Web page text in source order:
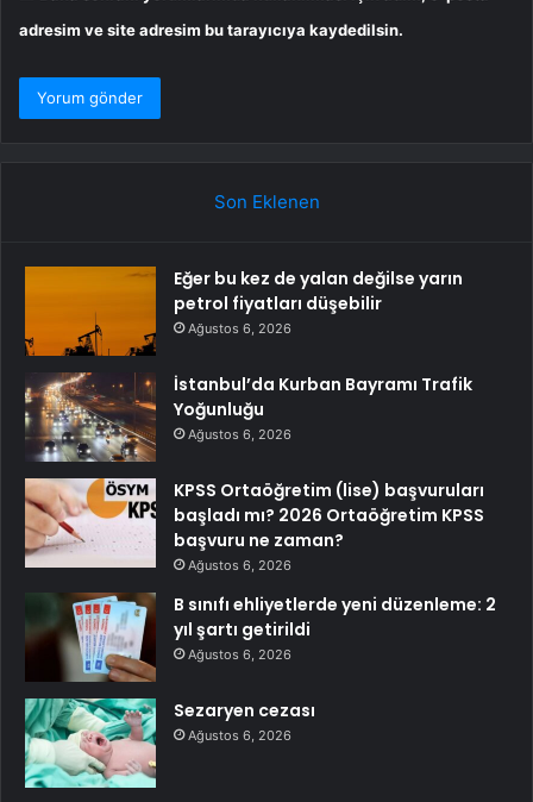
adresim ve site adresim bu tarayıcıya kaydedilsin.
Son Eklenen
Eğer bu kez de yalan değilse yarın
petrol fiyatları düşebilir
Ağustos 6, 2026
İstanbul’da Kurban Bayramı Trafik
Yoğunluğu
Ağustos 6, 2026
KPSS Ortaöğretim (lise) başvuruları
başladı mı? 2026 Ortaöğretim KPSS
başvuru ne zaman?
Ağustos 6, 2026
B sınıfı ehliyetlerde yeni düzenleme: 2
yıl şartı getirildi
Ağustos 6, 2026
Sezaryen cezası
Ağustos 6, 2026